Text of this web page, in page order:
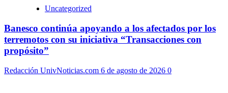
Uncategorized
Banesco continúa apoyando a los afectados por los
terremotos con su iniciativa “Transacciones con
propósito”
Redacción UnivNoticias.com 6 de agosto de 2026 0